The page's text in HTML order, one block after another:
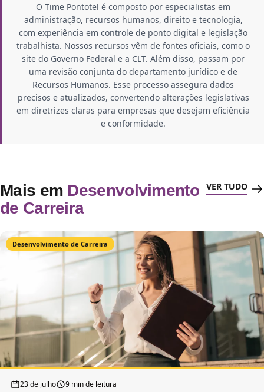
O Time Pontotel é composto por especialistas em
administração, recursos humanos, direito e tecnologia,
com experiência em controle de ponto digital e legislação
trabalhista. Nossos recursos vêm de fontes oficiais, como o
site do Governo Federal e a CLT. Além disso, passam por
uma revisão conjunta do departamento jurídico e de
Recursos Humanos. Esse processo assegura dados
precisos e atualizados, convertendo alterações legislativas
em diretrizes claras para empresas que desejam eficiência
e conformidade.
Mais em Desenvolvimento
de Carreira
VER TUDO
Desenvolvimento de Carreira
23 de julho 9 min de leitura